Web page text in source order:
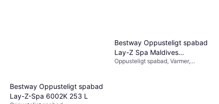
Bestway Oppusteligt spabad
Lay-Z-Spa 6002K 253 L
Bestway Oppusteligt spabad
Lay-Z Spa Maldives
HydroJet Pro
Oppusteligt spabad, Varmer,